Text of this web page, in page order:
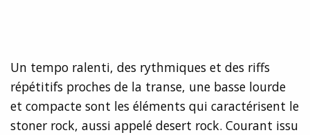
Un tempo ralenti, des rythmiques et des riffs
répétitifs proches de la transe, une basse lourde
et compacte sont les éléments qui caractérisent le
stoner rock, aussi appelé desert rock. Courant issu